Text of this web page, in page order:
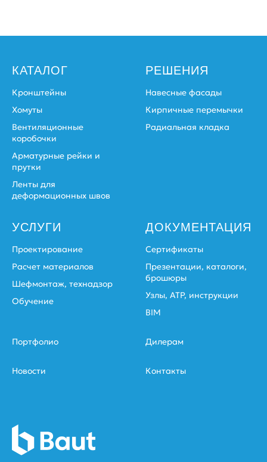
КАТАЛОГ
Кронштейны
Хомуты
Вентиляционные
коробочки
Арматурные рейки и
прутки
Ленты для
деформационных швов
РЕШЕНИЯ
Навесные фасады
Кирпичные перемычки
Радиальная кладка
УСЛУГИ
Проектирование
Расчет материалов
Шефмонтаж, технадзор
Обучение
ДОКУМЕНТАЦИЯ
Сертификаты
Презентации, каталоги,
брошюры
Узлы, АТР, инструкции
BIM
Портфолио Дилерам
Новости Контакты